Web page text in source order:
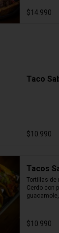
$14.990
Taco
$10.990
Tacos
Tortillas de
Cerdo con
$10.990